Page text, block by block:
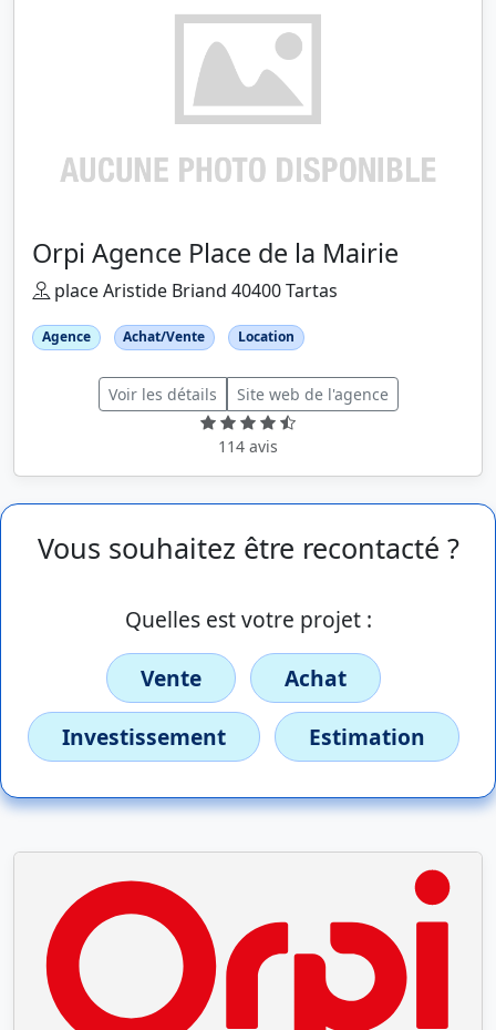
Orpi Agence Place de la Mairie
place Aristide Briand 40400 Tartas
Agence Achat/Vente Location
Voir les détails Site web de l'agence
114 avis
Vous souhaitez être recontacté ?
Quelles est votre projet :
Vente
Achat
Investissement
Estimation